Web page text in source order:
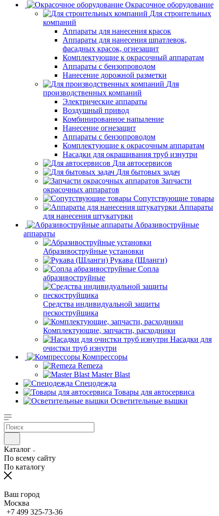
Окрасочное оборудование
Для строительных
компаний
Аппараты для нанесения красок
Аппараты для нанесения шпатлевок,
фасадных красок, огнезащит
Комплектующие к окрасочный аппаратам
Аппараты с бензопроводом
Нанесение дорожной разметки
Для
производственных компаний
Электрические аппараты
Воздушный привод
Комбинированное напыление
Нанесение огнезащит
Аппараты с бензопроводом
Комплектующие к окрасочным аппаратам
Насадки для окрашивания труб изнутри
Для автосервисов
Для бытовых задач
Запчасти
окрасочных аппаратов
Сопутствующие товары
Аппараты
для нанесения штукатурки
Aбразивоструйные
аппараты
Абразивоструйные установки
Рукава (Шланги)
Сопла
абразивоструйные
Средства индивидуальной защиты
пескоструйщика
Комплектующие, запчасти, расходники
Насадки для
очистки труб изнутри
Компрессоры
Remeza
Master Blast
Спецодежда
Товары для автосервиса
Осветительные вышки
Каталог
По всему сайту
По каталогу
Ваш город
Москва
+7 499 325-73-36